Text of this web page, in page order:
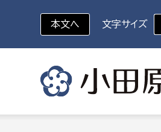
本文へ 文字サイズ